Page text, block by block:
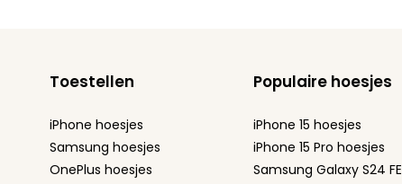
Toestellen
iPhone hoesjes
Samsung hoesjes
OnePlus hoesjes
Populaire hoesjes
iPhone 15 hoesjes
iPhone 15 Pro hoesjes
Samsung Galaxy S24 FE